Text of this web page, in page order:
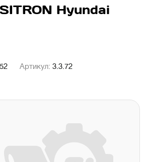
Hyundai
Артикул: 3.3.72